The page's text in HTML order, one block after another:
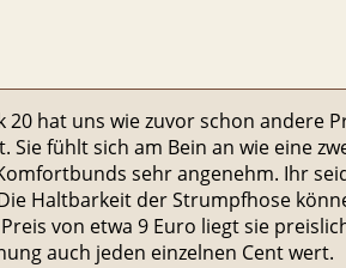
20 hat uns wie zuvor schon andere
Sie fühlt sich am Bein an wie eine
sehr angenehm. Ihr
Haltbarkeit der Strumpfhose
von etwa 9 Euro liegt sie
auch jeden einzelnen Cent wert.